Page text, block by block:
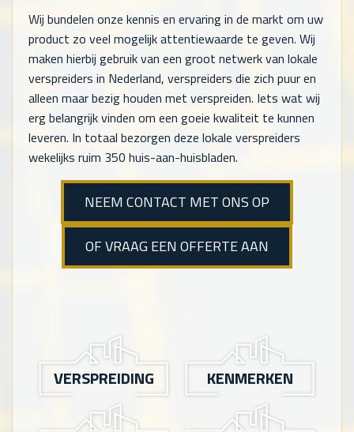
Wij bundelen onze kennis en ervaring in de markt om uw
product zo veel mogelijk attentiewaarde te geven. Wij
maken hierbij gebruik van een groot netwerk van lokale
verspreiders in Nederland, verspreiders die zich puur en
alleen maar bezig houden met verspreiden. Iets wat wij
erg belangrijk vinden om een goeie kwaliteit te kunnen
leveren. In totaal bezorgen deze lokale verspreiders
wekelijks ruim 350 huis-aan-huisbladen.
NEEM CONTACT MET ONS OP
OF VRAAG EEN OFFERTE AAN
VERSPREIDING KENMERKEN